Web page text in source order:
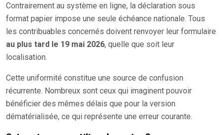
Contrairement au système en ligne, la déclaration sous
format papier impose une seule échéance nationale. Tous
les contribuables concernés doivent renvoyer leur formulaire
au plus tard le 19 mai 2026, quelle que soit leur
localisation.
Cette uniformité constitue une source de confusion
récurrente. Nombreux sont ceux qui imaginent pouvoir
bénéficier des mêmes délais que pour la version
dématérialisée, ce qui représente une erreur courante.